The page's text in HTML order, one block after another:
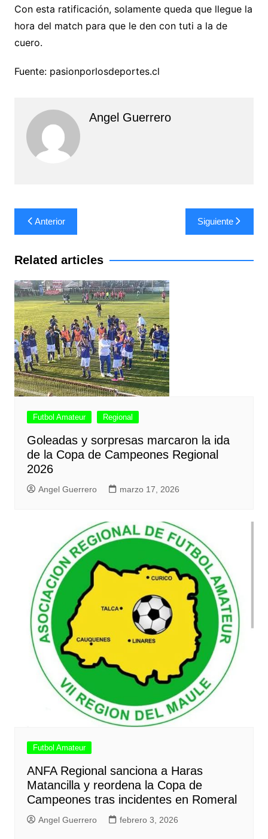
Con esta ratificación, solamente queda que llegue la
hora del match para que le den con tuti a la de
cuero.
Fuente: pasionporlosdeportes.cl
Angel Guerrero
Navegación
de
entradas
Anterior Siguiente
Related articles
Futbol Amateur Regional
Goleadas y sorpresas marcaron la ida
de la Copa de Campeones Regional
2026
Angel Guerrero marzo 17, 2026
Futbol Amateur
ANFA Regional sanciona a Haras
Matancilla y reordena la Copa de
Campeones tras incidentes en Romeral
Angel Guerrero febrero 3, 2026